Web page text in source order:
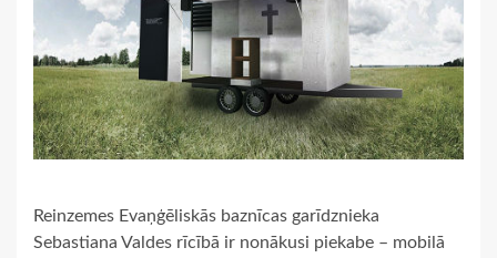
Reinzemes Evaņģēliskās baznīcas garīdznieka
Sebastiana Valdes rīcībā ir nonākusi piekabe – mobilā